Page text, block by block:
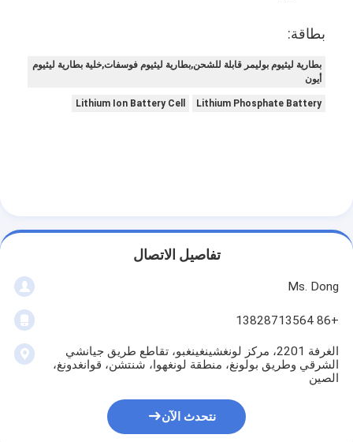
حزمة بطارية ليثيوم أيون
حزمة بطارية ليثيوم بوليمر
بطارية الدراجة
شاحن بطارية ليثيوم أيون
بطاقة:
بطارية ليثيوم بوليمر قابلة للشحن,بطارية ليثيوم فوسفات,خلية بطارية ليثيوم
أيون
Lithium Phosphate Battery
Lithium Ion Battery Cell
تفاصيل الاتصال
Ms. Dong
+86 13828713564
الغرفة 2201، مركز لونغشينغينغبو، تقاطع طريق جيانشي
الشرقي وطريق بولونغ، منطقة لونغهوا، شنتشن، قوانغدونغ،
الصين
نتحدث الآن